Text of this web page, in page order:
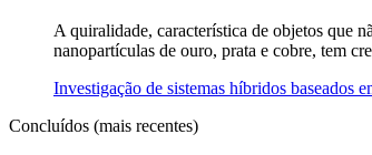
A quiralidade, característica de objetos que
nanopartículas de ouro, prata e cobre, tem
Investigação de sistemas híbridos baseados
Concluídos (mais recentes)